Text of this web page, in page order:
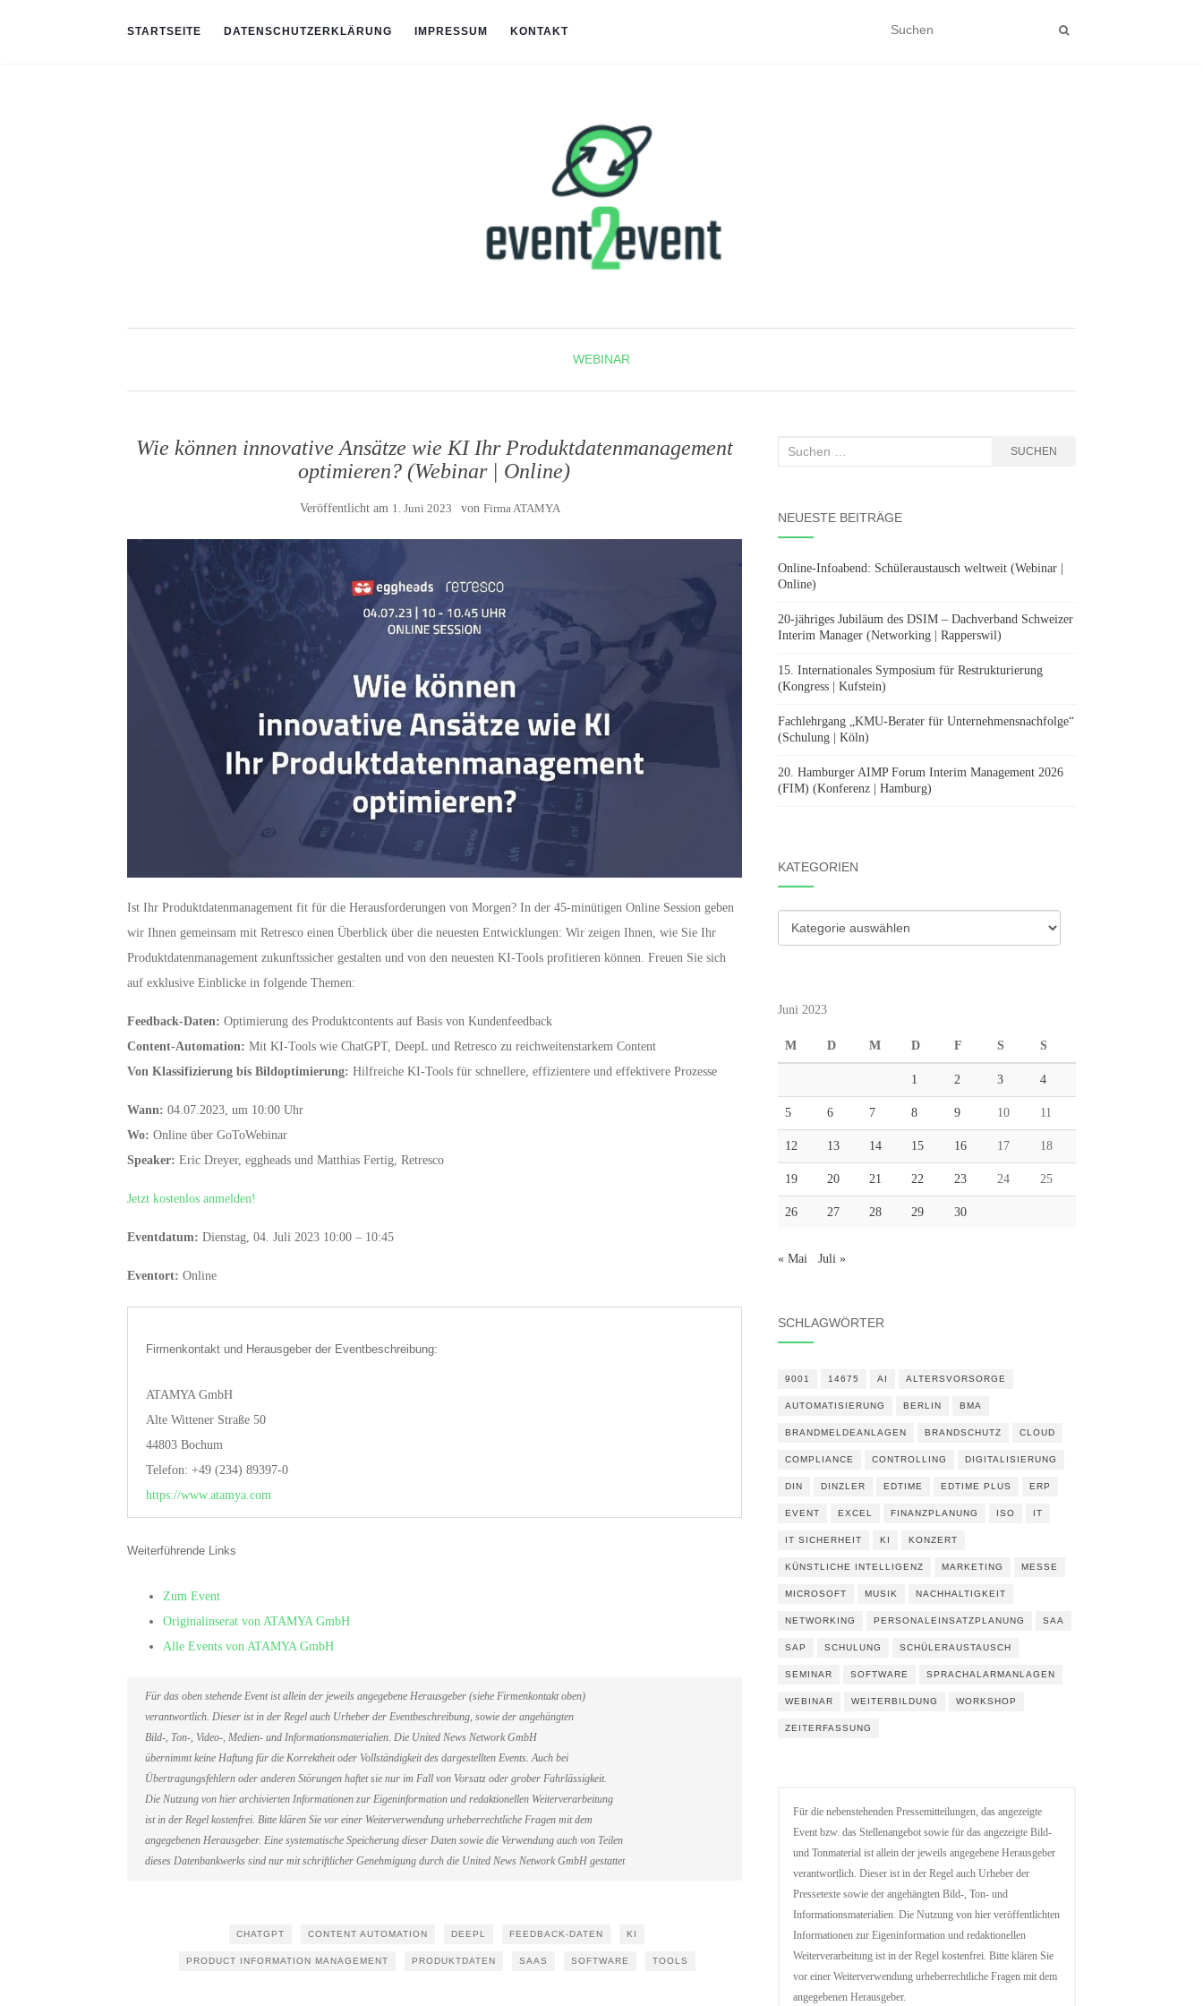
STARTSEITE DATENSCHUTZERKLÄRUNG IMPRESSUM KONTAKT
WEBINAR
Wie können innovative Ansätze wie KI Ihr Produktdatenmanagement
optimieren? (Webinar | Online)
Veröffentlicht am 1. Juni 2023 von Firma ATAMYA
Ist Ihr Produktdatenmanagement fit für die Herausforderungen von Morgen? In der 45-minütigen Online Session geben
wir Ihnen gemeinsam mit Retresco einen Überblick über die neuesten Entwicklungen: Wir zeigen Ihnen, wie Sie Ihr
Produktdatenmanagement zukunftssicher gestalten und von den neuesten KI-Tools profitieren können. Freuen Sie sich
auf exklusive Einblicke in folgende Themen:
Feedback-Daten: Optimierung des Produktcontents auf Basis von Kundenfeedback
Content-Automation: Mit KI-Tools wie ChatGPT, DeepL und Retresco zu reichweitenstarkem Content
Von Klassifizierung bis Bildoptimierung: Hilfreiche KI-Tools für schnellere, effizientere und effektivere Prozesse
Wann: 04.07.2023, um 10:00 Uhr
Wo: Online über GoToWebinar
Speaker: Eric Dreyer, eggheads und Matthias Fertig, Retresco
Jetzt kostenlos anmelden!
Eventdatum: Dienstag, 04. Juli 2023 10:00 – 10:45
Eventort: Online
Firmenkontakt und Herausgeber der Eventbeschreibung:
ATAMYA GmbH
Alte Wittener Straße 50
44803 Bochum
Telefon: +49 (234) 89397-0
https://www.atamya.com
Weiterführende Links
Zum Event
Originalinserat von ATAMYA GmbH
Alle Events von ATAMYA GmbH
Für das oben stehende Event ist allein der jeweils angegebene Herausgeber (siehe Firmenkontakt oben)
verantwortlich. Dieser ist in der Regel auch Urheber der Eventbeschreibung, sowie der angehängten
Bild-, Ton-, Video-, Medien- und Informationsmaterialien. Die United News Network GmbH
übernimmt keine Haftung für die Korrektheit oder Vollständigkeit des dargestellten Events. Auch bei
Übertragungsfehlern oder anderen Störungen haftet sie nur im Fall von Vorsatz oder grober Fahrlässigkeit.
Die Nutzung von hier archivierten Informationen zur Eigeninformation und redaktionellen Weiterverarbeitung
ist in der Regel kostenfrei. Bitte klären Sie vor einer Weiterverwendung urheberrechtliche Fragen mit dem
angegebenen Herausgeber. Eine systematische Speicherung dieser Daten sowie die Verwendung auch von Teilen
dieses Datenbankwerks sind nur mit schriftlicher Genehmigung durch die United News Network GmbH gestattet
CHATGPT CONTENT AUTOMATION DEEPL FEEDBACK-DATEN KI
PRODUCT INFORMATION MANAGEMENT PRODUKTDATEN SAAS SOFTWARE TOOLS
Suchen
SUCHEN
NEUESTE BEITRÄGE
Online-Infoabend: Schüleraustausch weltweit (Webinar |
Online)
20-jähriges Jubiläum des DSIM – Dachverband Schweizer
Interim Manager (Networking | Rapperswil)
15. Internationales Symposium für Restrukturierung
(Kongress | Kufstein)
Fachlehrgang „KMU-Berater für Unternehmensnachfolge“
(Schulung | Köln)
20. Hamburger AIMP Forum Interim Management 2026
(FIM) (Konferenz | Hamburg)
KATEGORIEN
Kategorien
Juni 2023
M D M D F S S
1 2 3 4
5 6 7 8 9 10 11
12 13 14 15 16 17 18
19 20 21 22 23 24 25
26 27 28 29 30
« Mai Juli »
SCHLAGWÖRTER
9001 14675 AI ALTERSVORSORGE
AUTOMATISIERUNG BERLIN BMA
BRANDMELDEANLAGEN BRANDSCHUTZ CLOUD
COMPLIANCE CONTROLLING DIGITALISIERUNG
DIN DINZLER EDTIME EDTIME PLUS ERP
EVENT EXCEL FINANZPLANUNG ISO IT
IT SICHERHEIT KI KONZERT
KÜNSTLICHE INTELLIGENZ MARKETING MESSE
MICROSOFT MUSIK NACHHALTIGKEIT
NETWORKING PERSONALEINSATZPLANUNG SAA
SAP SCHULUNG SCHÜLERAUSTAUSCH
SEMINAR SOFTWARE SPRACHALARMANLAGEN
WEBINAR WEITERBILDUNG WORKSHOP
ZEITERFASSUNG
Für die nebenstehenden Pressemitteilungen, das angezeigte
Event bzw. das Stellenangebot sowie für das angezeigte Bild-
und Tonmaterial ist allein der jeweils angegebene Herausgeber
verantwortlich. Dieser ist in der Regel auch Urheber der
Pressetexte sowie der angehängten Bild-, Ton- und
Informationsmaterialien. Die Nutzung von hier veröffentlichten
Informationen zur Eigeninformation und redaktionellen
Weiterverarbeitung ist in der Regel kostenfrei. Bitte klären Sie
vor einer Weiterverwendung urheberrechtliche Fragen mit dem
angegebenen Herausgeber.